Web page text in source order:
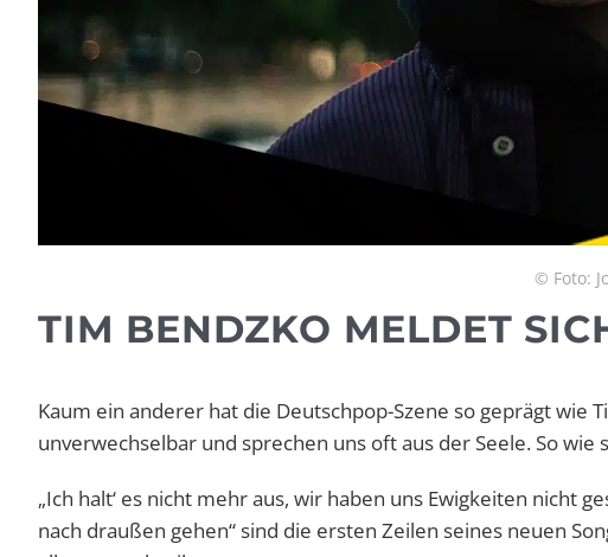
© Foto:
TIM BENDZKO MELDET
Kaum ein anderer hat die Deutschpop-Szene so geprägt wie
unverwechselbar und sprechen uns oft aus der Seele. So wie
„Ich halt‘ es nicht mehr aus, wir haben uns Ewigkeiten nicht
nach draußen gehen“ sind die ersten Zeilen seines neuen